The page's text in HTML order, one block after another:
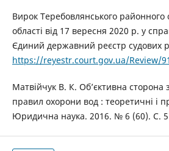
Вирок Теребовлянського районного
області від 17 вересня 2020 р. у
Єдиний державний реєстр судових
https://reyestr.court.gov.ua/Review/
Матвійчук В. К. Об’єктивна
правил охорони вод : теоретичні і
Юридична наука. 2016. № 6 (60). С.